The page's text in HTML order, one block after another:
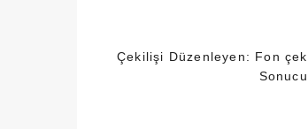
Çekilişi Düzenleyen: Fon